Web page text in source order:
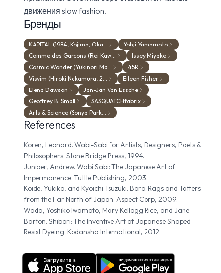
движения slow fashion.
Бренды
KAPITAL (1984, Kojima, Oka…
Yohji Yamamoto
Comme des Garcons (Rei Kaw…
Issey Miyake
Cosmic Wonder (Yukinori Ma…
45R
Visvim (Hiroki Nakamura, 2…
Eileen Fisher
Elena Dawson
Jan-Jan Van Essche
Geoffrey B. Small
SASQUATCHfabrix
Arts & Science (Sonya Park…
References
Koren, Leonard. Wabi-Sabi for Artists, Designers, Poets &
Philosophers. Stone Bridge Press, 1994.
Juniper, Andrew. Wabi Sabi: The Japanese Art of
Impermanence. Tuttle Publishing, 2003.
Koide, Yukiko, and Kyoichi Tsuzuki. Boro: Rags and Tatters
from the Far North of Japan. Aspect Corp, 2009.
Wada, Yoshiko Iwamoto, Mary Kellogg Rice, and Jane
Barton. Shibori: The Inventive Art of Japanese Shaped
Resist Dyeing. Kodansha International, 2012.